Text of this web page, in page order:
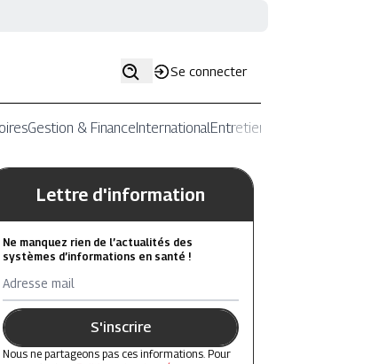
Se connecter
Gestion & FinanceInternationalEntretiens
Lettre d'information
Ne manquez rien de l’actualités des
systèmes d’informations en santé !
Adresse mail
S'inscrire
Nous ne partageons pas ces informations. Pour